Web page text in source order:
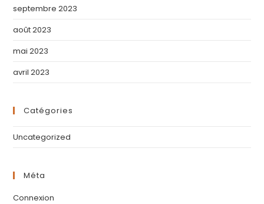
septembre 2023
août 2023
mai 2023
avril 2023
Catégories
Uncategorized
Méta
Connexion